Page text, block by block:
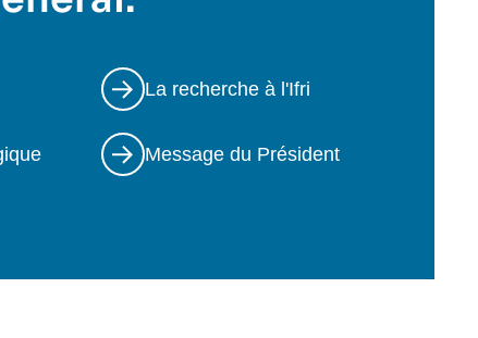
La recherche à l'Ifri
Message du Président